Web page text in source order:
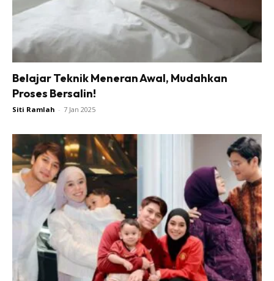
Belajar Teknik Meneran Awal, Mudahkan
Proses Bersalin!
Siti Ramlah - 7 Jan 2025